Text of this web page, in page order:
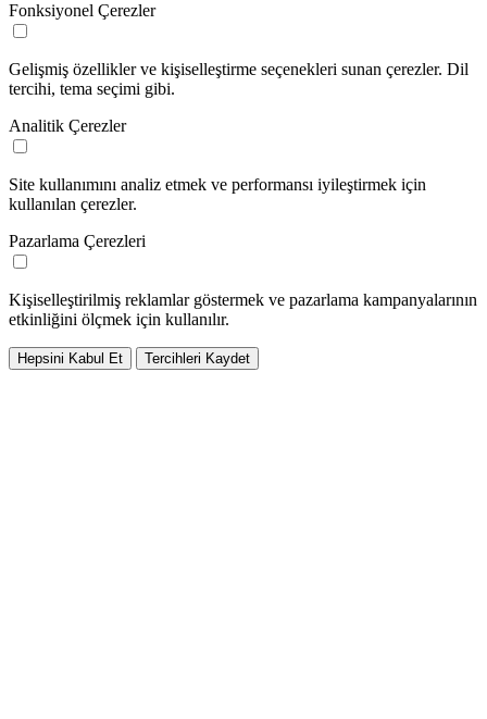
Fonksiyonel Çerezler
Gelişmiş özellikler ve kişiselleştirme seçenekleri sunan çerezler. Dil
tercihi, tema seçimi gibi.
Analitik Çerezler
Site kullanımını analiz etmek ve performansı iyileştirmek için
kullanılan çerezler.
Pazarlama Çerezleri
Kişiselleştirilmiş reklamlar göstermek ve pazarlama kampanyalarının
etkinliğini ölçmek için kullanılır.
Hepsini Kabul Et Tercihleri Kaydet